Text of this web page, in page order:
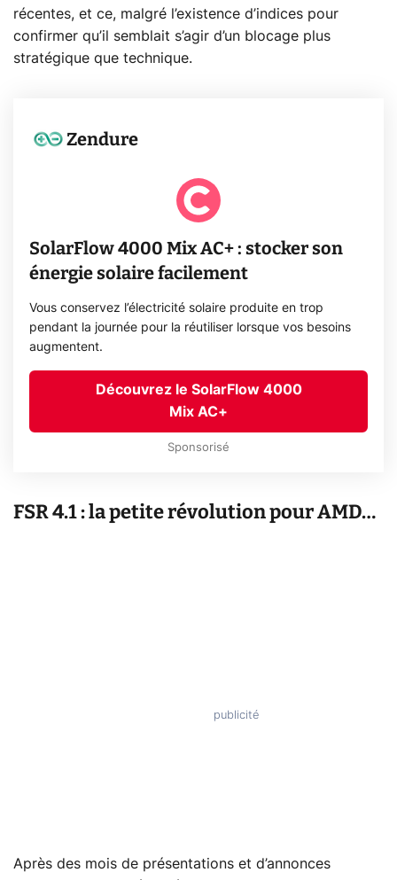
récentes, et ce, malgré l’existence d’indices pour
confirmer qu’il semblait s’agir d’un blocage plus
stratégique que technique.
Zendure
SolarFlow 4000 Mix AC+ : stocker son
énergie solaire facilement
Vous conservez l’électricité solaire produite en trop
pendant la journée pour la réutiliser lorsque vos besoins
augmentent.
Découvrez le SolarFlow 4000
Mix AC+
Sponsorisé
FSR 4.1 : la petite révolution pour AMD…
Après des mois de présentations et d’annonces